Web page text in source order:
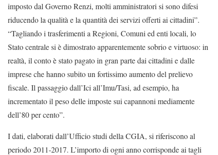
imposto dal Governo Renzi, molti amministratori si sono difesi
riducendo la qualità e la quantità dei servizi offerti ai cittadini”.
“Tagliando i trasferimenti a Regioni, Comuni ed enti locali, lo
Stato centrale si è dimostrato apparentemente sobrio e virtuoso: in
realtà, il conto è stato pagato in gran parte dai cittadini e dalle
imprese che hanno subito un fortissimo aumento del prelievo
fiscale. Il passaggio dall’Ici all’Imu/Tasi, ad esempio, ha
incrementato il peso delle imposte sui capannoni mediamente
dell’80 per cento”.
I dati, elaborati dall’Ufficio studi della CGIA, si riferiscono al
periodo 2011-2017. L’importo di ogni anno corrisponde ai tagli